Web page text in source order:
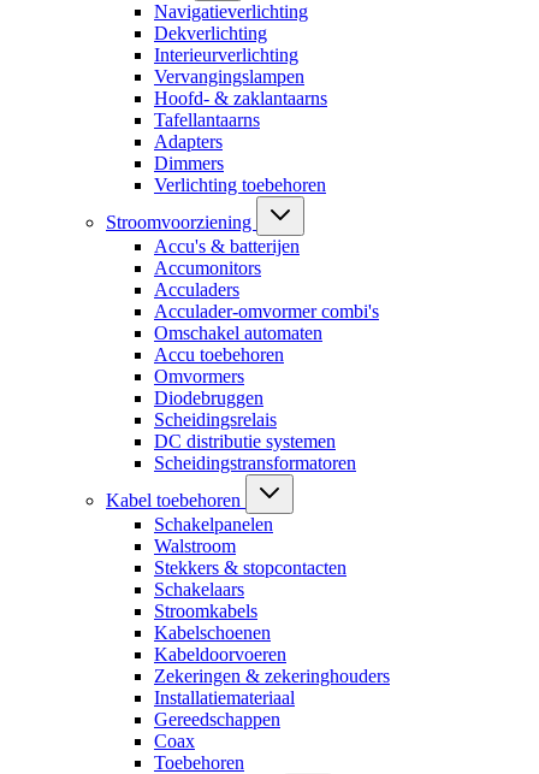
Navigatieverlichting
Dekverlichting
Interieurverlichting
Vervangingslampen
Hoofd- & zaklantaarns
Tafellantaarns
Adapters
Dimmers
Verlichting toebehoren
Stroomvoorziening
Accu's & batterijen
Accumonitors
Acculaders
Acculader-omvormer combi's
Omschakel automaten
Accu toebehoren
Omvormers
Diodebruggen
Scheidingsrelais
DC distributie systemen
Scheidingstransformatoren
Kabel toebehoren
Schakelpanelen
Walstroom
Stekkers & stopcontacten
Schakelaars
Stroomkabels
Kabelschoenen
Kabeldoorvoeren
Zekeringen & zekeringhouders
Installatiemateriaal
Gereedschappen
Coax
Toebehoren